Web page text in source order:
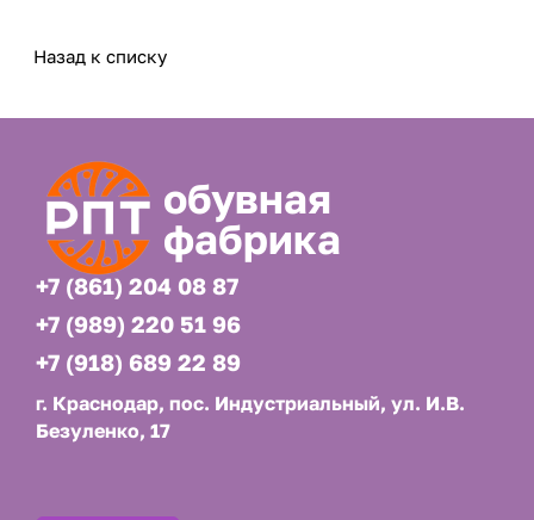
Назад к списку
обувная
фабрика
+7 (861) 204 08 87
+7 (989) 220 51 96
+7 (918) 689 22 89
г. Краснодар, пос. Индустриальный, ул. И.В.
Безуленко, 17